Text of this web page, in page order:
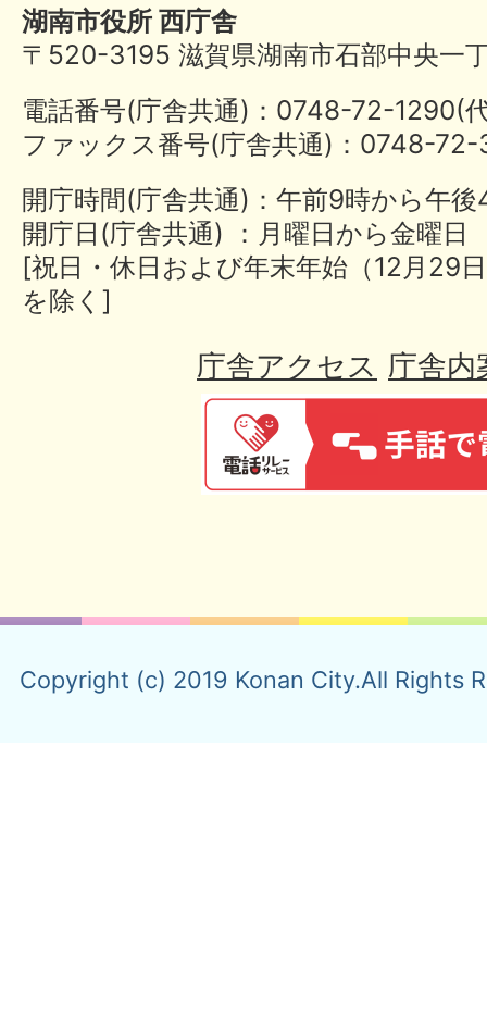
湖南市役所 西庁舎
〒520-3195 滋賀県湖南市石部中央一
電話番号(庁舎共通)：0748-72-
ファックス番号(庁舎共通)：0748-
開庁時間(庁舎共通)：午前9時から午
開庁日(庁舎共通) ：月曜日から金曜日
[祝日・休日および年末年始（12月29
を除く]
庁舎アクセス 庁舎内
Copyright (c) 2019 Konan City.All Rights